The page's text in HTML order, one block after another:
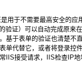
用于不需要最高安全的应
验证）可以自动完成原来
基于表单的验证也清楚不
单代替它，或者将登录控
IIS接受请求，IIS检查IP